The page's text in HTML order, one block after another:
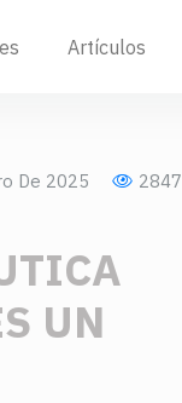
Artículos
De 2025 2847
UN